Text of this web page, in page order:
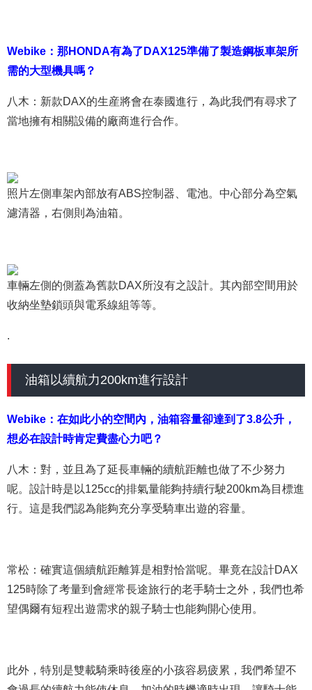
Webike：那HONDA有為了DAX125準備了製造鋼板車架所
需的大型機具嗎？
八木：新款DAX的生産將會在泰國進行，為此我們有尋求了
當地擁有相關設備的廠商進行合作。
照片左側車架內部放有ABS控制器、電池。中心部分為空氣
濾清器，右側則為油箱。
車輛左側的側蓋為舊款DAX所沒有之設計。其內部空間用於
收納坐墊鎖頭與電系線組等等。
油箱以續航力200km進行設計
Webike：在如此小的空間內，油箱容量卻達到了3.8公升，
想必在設計時肯定費盡心力吧？
八木：對，並且為了延長車輛的續航距離也做了不少努力
呢。設計時是以125cc的排氣量能夠持續行駛200km為目標進
行。這是我們認為能夠充分享受騎車出遊的容量。
常松：確實這個續航距離算是相對恰當呢。畢竟在設計DAX
125時除了考量到會經常長途旅行的老手騎士之外，我們也希
望偶爾有短程出遊需求的親子騎士也能夠開心使用。
此外，特別是雙載騎乘時後座的小孩容易疲累，我們希望不